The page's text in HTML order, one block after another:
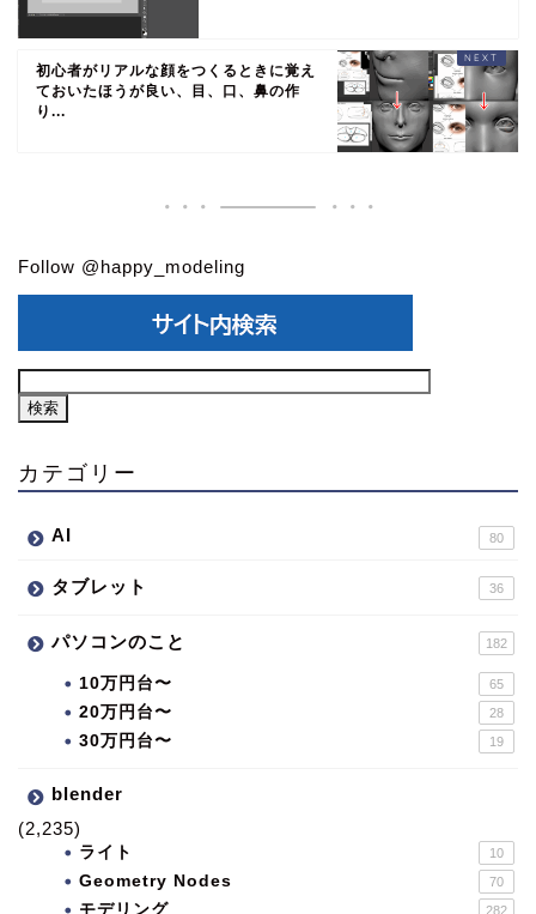
初心者がリアルな顔をつくるときに覚え
ておいたほうが良い、目、口、鼻の作
り...
Follow @happy_modeling
カテゴリー
AI 80
タブレット 36
パソコンのこと 182
10万円台〜 65
20万円台〜 28
30万円台〜 19
blender
(2,235)
ライト 10
Geometry Nodes 70
モデリング 282